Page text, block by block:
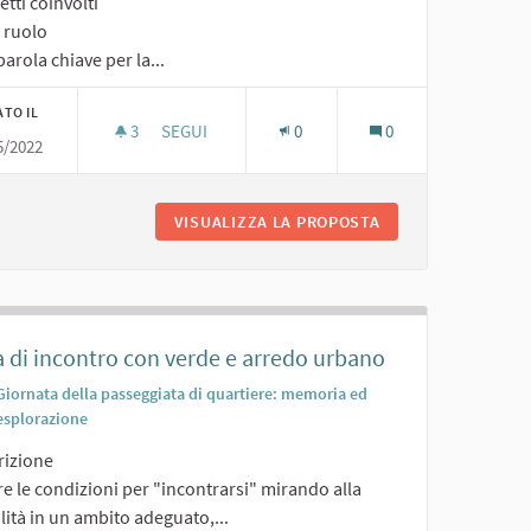
CINEMA ALL'APERTO
ruolo
chiave per la...
IL
2022
3 3 SOSTENITORI
SEGUI 0 0
VISUALIZZA LA PROPOSTA
di incontro con verde e arredo urbano
della passeggiata di quartiere: memoria ed
le condizioni per "incontrarsi" mirando alla
in un ambito adeguato,...